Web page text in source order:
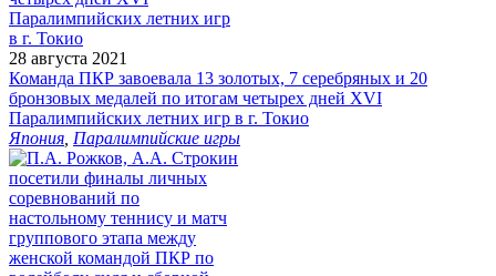
28 августа 2021
Команда ПКР завоевала 13 золотых, 7 серебряных и 20
бронзовых медалей по итогам четырех дней XVI
Паралимпийских летних игр в г. Токио
Япония Паралимпийские игры